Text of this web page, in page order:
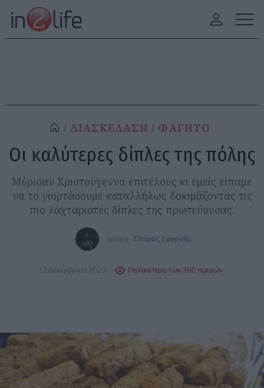
ΔΙΑΣΚΕΔΑΣΗ ΦΑΓΗΤΟ
Οι καλύτερες δίπλες της πόλης
Μύρισαν Χριστούγεννα επιτέλους κι εμείς είπαμε
να το γιορτάσουμε καταλλήλως δοκιμάζοντας τις
πιο λαχταριστές δίπλες της πρωτεύουσας.
γράφει: Σπύρος Σμυρνής
12 Δεκεμβρίου 2023 Παλαιότερο των 360 ημερών